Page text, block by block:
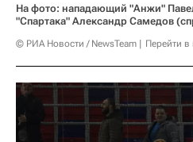
На фото: нападающий "Анжи"
"Спартака" Александр Самедов
© РИА Новости / NewsTeam Перейти